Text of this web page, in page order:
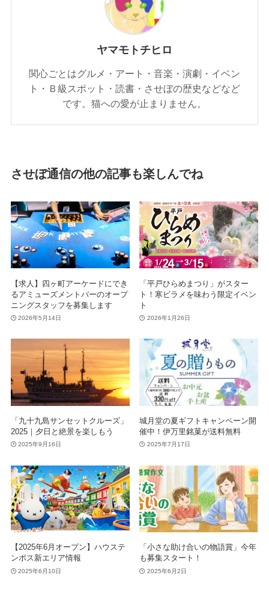
ヤマモトチヒロ
関心ごとはグルメ・アート・音楽・演劇・イベン
ト・Ｂ級スポット・読書・させぼの歴史などなど
です。猫への愛が止まりません。
させぼ通信の他の記事も楽しんでね
【求人】四ヶ町アーケードにでき
るアミューズメントバーのオープ
ニングスタッフを募集します
2026年5月14日
「平戸ひらめまつり」がスター
ト！寒ビラメを味わう限定イベン
ト
2026年1月26日
「九十九島サンセットクルーズ」
2025｜夕日と絶景を楽しもう
2025年9月16日
城月堂の夏ギフトキャンペーン開
催中！伊万里銘菓が送料無料
2025年7月17日
【2025年6月オープン】ハウステ
ンボス新エリア情報
2025年6月10日
「小さな助け合いの物語賞」今年
も募集スタート！
2025年6月2日